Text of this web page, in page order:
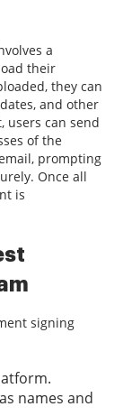
a
their
they can
and other
users can send
of the
prompting
Once all
is
signing
names and